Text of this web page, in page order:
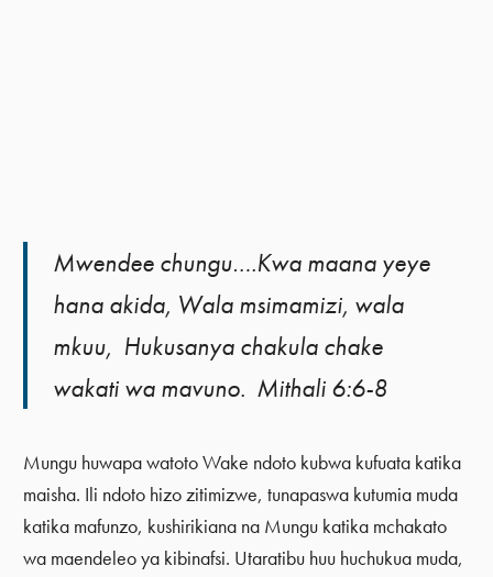
Mwendee chungu….Kwa maana yeye
hana akida, Wala msimamizi, wala
mkuu, Hukusanya chakula chake
wakati wa mavuno. Mithali 6:6-8
Mungu huwapa watoto Wake ndoto kubwa kufuata katika
maisha. Ili ndoto hizo zitimizwe, tunapaswa kutumia muda
katika mafunzo, kushirikiana na Mungu katika mchakato
wa maendeleo ya kibinafsi. Utaratibu huu huchukua muda,